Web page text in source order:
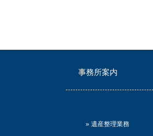
事務所案内
» 遺産整理業務